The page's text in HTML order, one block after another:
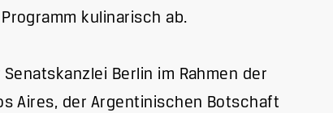
kulinarisch ab.
Berlin im Rahmen der
Aires, der Argentinischen Botschaft